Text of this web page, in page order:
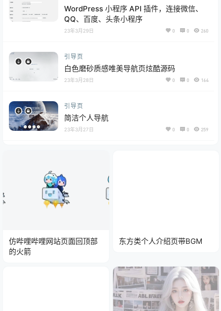
WordPress 小程序 API 插件，连接微信、
QQ、百度、头条小程序
23年3月29日 0 0 260
引导页
白色磨砂质感唯美导航页炫酷源码
23年3月28日 0 0 164
引导页
简洁个人导航
23年3月27日 0 0 259
仿哔哩哔哩网站页面回顶部
的火箭
东方类个人介绍页带BGM